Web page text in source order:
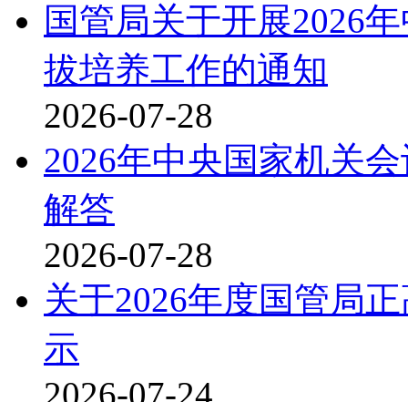
国管局关于开展2026
拔培养工作的通知
2026-07-28
2026年中央国家机关
解答
2026-07-28
关于2026年度国管局
示